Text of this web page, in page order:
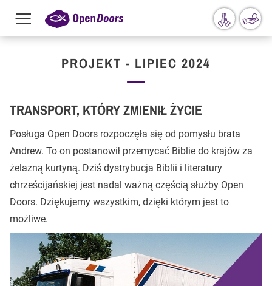
Przejdź do treści
Menu
toggle
PROJEKT - LIPIEC 2024
TRANSPORT, KTÓRY ZMIENIŁ ŻYCIE
Posługa Open Doors rozpoczęła się od pomysłu brata
Andrew. To on postanowił przemycać Biblie do krajów za
żelazną kurtyną. Dziś dystrybucja Biblii i literatury
chrześcijańskiej jest nadal ważną częścią służby Open
Doors. Dziękujemy wszystkim, dzięki którym jest to
możliwe.